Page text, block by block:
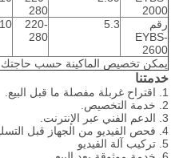
2000
280
رقم
EYBS-
2600
5.3
220-
280
يمكن تخصيص الماكينة حسب حاجتك
خدمتنا
1. اقتراح غربلة مفصلة ما قبل البيع.
2. خدمة التخصيص.
3. الدعم الفني عبر الإنترنت.
4. فحص الفيديو من الجهاز قبل التسليم
5. تركيب آلة الفيديو